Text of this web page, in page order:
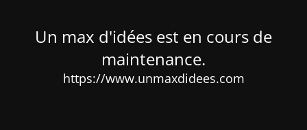
Un max d'idées est en cours de
maintenance.
https://www.unmaxdidees.com